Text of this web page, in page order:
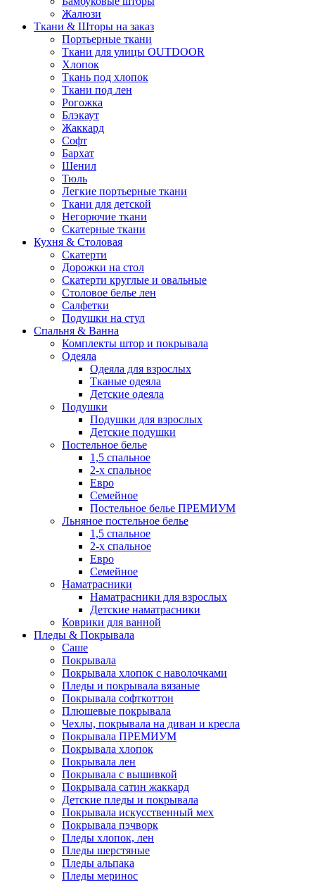
Жалюзи
Ткани & Шторы на заказ
Портьерные ткани
Ткани для улицы OUTDOOR
Хлопок
Ткань под хлопок
Ткани под лен
Рогожка
Блэкаут
Жаккард
Софт
Бархат
Шенил
Тюль
Легкие портьерные ткани
Ткани для детской
Негорючие ткани
Скатерные ткани
Кухня & Столовая
Скатерти
Дорожки на стол
Скатерти круглые и овальные
Столовое белье лен
Салфетки
Подушки на стул
Спальня & Ванна
Комплекты штор и покрывала
Одеяла
Одеяла для взрослых
Тканые одеяла
Детские одеяла
Подушки
Подушки для взрослых
Детские подушки
Постельное белье
1,5 спальное
2-х спальное
Евро
Семейное
Постельное белье ПРЕМИУМ
Льняное постельное белье
1,5 спальное
2-х спальное
Евро
Семейное
Наматрасники
Наматрасники для взрослых
Детские наматрасники
Коврики для ванной
Пледы & Покрывала
Саше
Покрывала
Покрывала хлопок с наволочками
Пледы и покрывала вязаные
Покрывала софткоттон
Плюшевые покрывала
Чехлы, покрывала на диван и кресла
Покрывала ПРЕМИУМ
Покрывала хлопок
Покрывала лен
Покрывала с вышивкой
Покрывала сатин жаккард
Детские пледы и покрывала
Покрывала искусственный мех
Покрывала пэчворк
Пледы хлопок, лен
Пледы шерстяные
Пледы альпака
Пледы меринос